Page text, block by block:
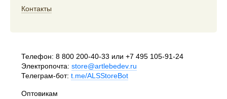
Контакты
Телефон: 8 800 200-40-33 или +7 495 105-91-24
Электропочта: store@artlebedev.ru
Телеграм-бот: t.me/ALSStoreBot
Оптовикам